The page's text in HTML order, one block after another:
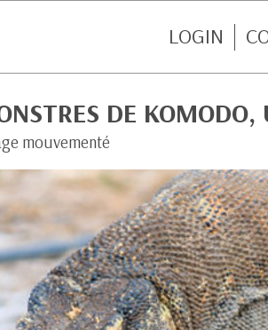
LOGIN
DE
mouvementé